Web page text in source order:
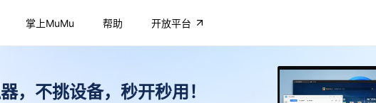
掌上MuMu 帮助 开放平台
，不挑设备，秒开秒用！